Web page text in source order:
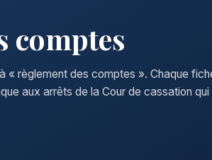
comptes
« règlement des comptes ». Chaque
aux arrêts de la Cour de cassation